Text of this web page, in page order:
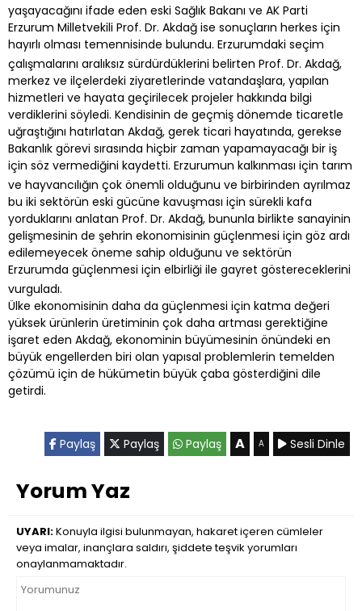
yaşayacağını ifade eden eski Sağlık Bakanı ve AK Parti
Erzurum Milletvekili Prof. Dr. Akdağ ise sonuçların herkes için
hayırlı olması temennisinde bulundu. Erzurumdaki seçim
çalışmalarını aralıksız sürdürdüklerini belirten Prof. Dr. Akdağ,
merkez ve ilçelerdeki ziyaretlerinde vatandaşlara, yapılan
hizmetleri ve hayata geçirilecek projeler hakkında bilgi
verdiklerini söyledi. Kendisinin de geçmiş dönemde ticaretle
uğraştığını hatırlatan Akdağ, gerek ticari hayatında, gerekse
Bakanlık görevi sırasında hiçbir zaman yapamayacağı bir iş
için söz vermediğini kaydetti. Erzurumun kalkınması için tarım
ve hayvancılığın çok önemli olduğunu ve birbirinden ayrılmaz
bu iki sektörün eski gücüne kavuşması için sürekli kafa
yorduklarını anlatan Prof. Dr. Akdağ, bununla birlikte sanayinin
gelişmesinin de şehrin ekonomisinin güçlenmesi için göz ardı
edilemeyecek öneme sahip olduğunu ve sektörün
Erzurumda güçlenmesi için elbirliği ile gayret göstereceklerini
vurguladı.
Ülke ekonomisinin daha da güçlenmesi için katma değeri
yüksek ürünlerin üretiminin çok daha artması gerektiğine
işaret eden Akdağ, ekonominin büyümesinin önündeki en
büyük engellerden biri olan yapısal problemlerin temelden
çözümü için de hükümetin büyük çaba gösterdiğini dile
getirdi.
Paylaş Paylaş Paylaş A A Sesli Dinle
Yorum Yaz
UYARI:Konuyla ilgisi bulunmayan, hakaret içeren cümleler
veya imalar, inançlara saldırı, şiddete teşvik yorumları
onaylanmamaktadır.